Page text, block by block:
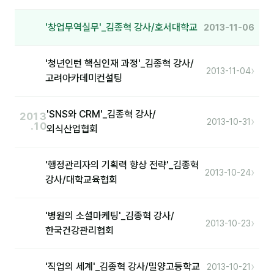
B2B 영업도구
일정
용어사전
'창업무역실무'_김종혁 강사/호서대학교 2013-11-06
'청년인턴 핵심인재 과정'_김종혁 강사/
고려아카데미컨설팅
2013-11-04›
2013
.10
'SNS와 CRM'_김종혁 강사/
외식산업협회
2013-10-31 ›
'행정관리자의 기획력 향상 전략'_김종혁
강사/대학교육협회
2013-10-24›
'병원의 소셜마케팅'_김종혁 강사/
한국건강관리협회
2013-10-23›
'직업의 세계'_김종혁 강사/밀양고등학교 2013-10-21 ›